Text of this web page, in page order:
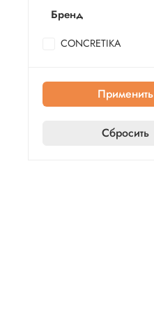
Бренд
CONCRETIKA
Применить
Сбросить